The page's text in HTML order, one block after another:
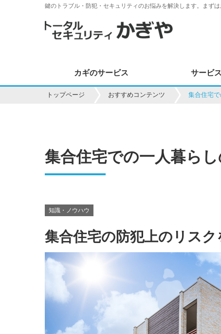
鍵のトラブル・防犯・セキュリティのお悩みを解決します。まず
カギのサービス サービ
トップページ おすすめコンテンツ 集合住宅
集合住宅での一人暮ら
知識・ノウハウ
集合住宅の防犯上のリス